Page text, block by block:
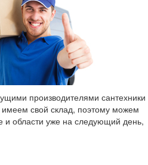
производителями сантехники
свой склад, поэтому можем
и области уже на следующий день,